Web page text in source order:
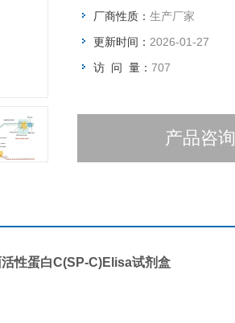
厂商性质： 生产厂家
更新时间： 2026-01-27
访 问 量： 707
产品咨询
活性蛋白C(SP-C)Elisa试剂盒